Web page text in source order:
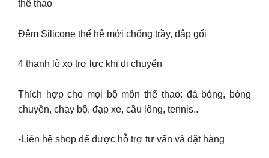
thể thao
Đệm Silicone thế hệ mới chống trầy, dập gối
4 thanh lò xo trợ lực khi di chuyển
Thích hợp cho mọi bộ môn thể thao: đá bóng, bóng
chuyền, chạy bộ, đạp xe, cầu lông, tennis..
-Liên hệ shop để được hỗ trợ tư vấn và đặt hàng